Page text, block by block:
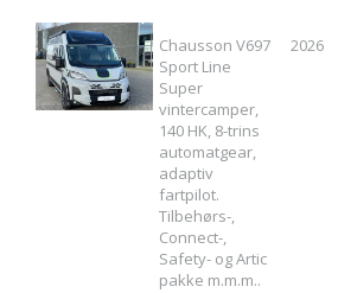
Chausson V697
Sport Line
Super
vintercamper,
140 HK, 8-trins
automatgear,
adaptiv
fartpilot.
Tilbehørs-,
Connect-,
Safety- og Artic
pakke m.m.m..
2026